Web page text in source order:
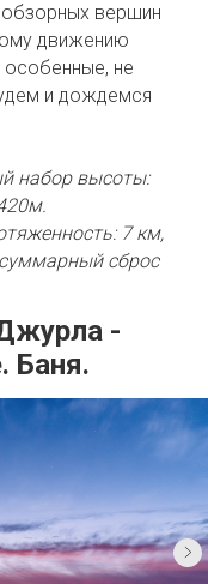
вершин
движению
не
и дождемся
набор высоты:
7 км,
сброс
-
Баня.